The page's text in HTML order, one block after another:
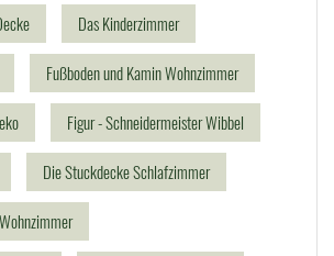
Das Kinderzimmer
Fußboden und Kamin Wohnzimmer
Figur - Schneidermeister Wibbel
Die Stuckdecke Schlafzimmer